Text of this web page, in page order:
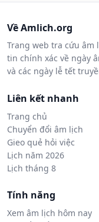
Về Amlich.org
Trang web tra cứu âm
tin chính xác về ngày
và các ngày lễ tết
Liên kết nhanh
Trang chủ
Chuyển đổi âm lịch
Gieo quẻ hỏi việc
Lịch năm 2026
Lịch tháng 8
Tính năng
Xem âm lịch hôm nay